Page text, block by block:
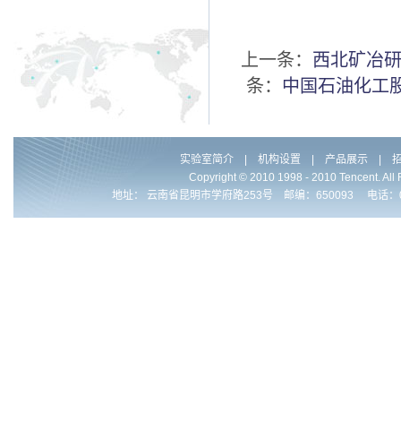
上一条： 西北矿冶
条： 中国石油化工
实验室简介 机构设置 产品展示
Copyright © 2010 1998 - 2010 Tencent.
地址： 云南省昆明市学府路253号 邮编：650093 电话